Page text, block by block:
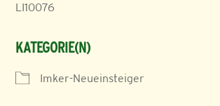
LI10076
KATEGORIE(N)
Imker-Neueinsteiger